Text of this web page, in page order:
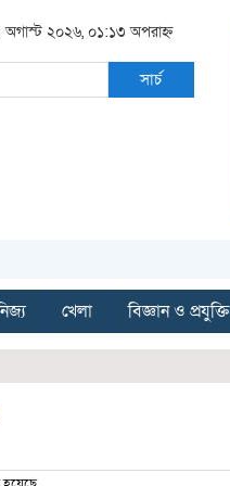
অগাস্ট ২০২৬, ০১:১৩ অপরাহ্ন
সার্চ
খেলা বিজ্ঞান ও প্রযুক্তি